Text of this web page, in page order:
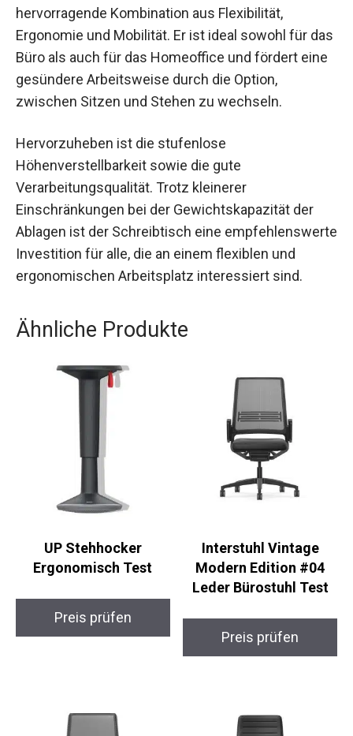
hervorragende Kombination aus Flexibilität,
Ergonomie und Mobilität. Er ist ideal sowohl für das
Büro als auch für das Homeoffice und fördert eine
gesündere Arbeitsweise durch die Option,
zwischen Sitzen und Stehen zu wechseln.
Hervorzuheben ist die stufenlose
Höhenverstellbarkeit sowie die gute
Verarbeitungsqualität. Trotz kleinerer
Einschränkungen bei der Gewichtskapazität der
Ablagen ist der Schreibtisch eine empfehlenswerte
Investition für alle, die an einem flexiblen und
ergonomischen Arbeitsplatz interessiert sind.
Ähnliche Produkte
UP Stehhocker
Ergonomisch Test
Preis prüfen
Interstuhl Vintage
Modern Edition #04
Leder Bürostuhl Test
Preis prüfen